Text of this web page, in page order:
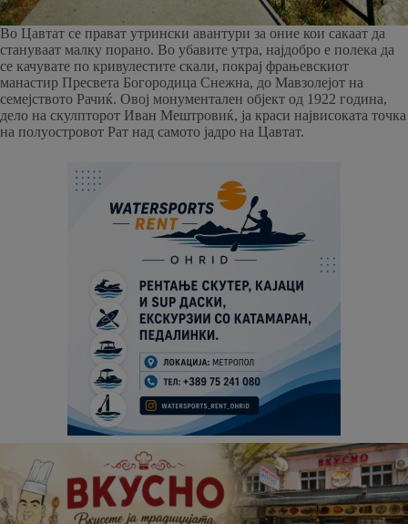
Во Цавтат се прават утрински авантури за оние кои сакаат да
стануваат малку порано. Во убавите утра, најдобро е полека да
се качувате по кривулестите скали, покрај фрањевскиот
манастир Пресвета Богородица Снежна, до Мавзолејот на
семејството Рачиќ. Овој монументален објект од 1922 година,
дело на скулпторот Иван Мештровиќ, ја краси највисоката точка
на полуостровот Рат над самото јадро на Цавтат.